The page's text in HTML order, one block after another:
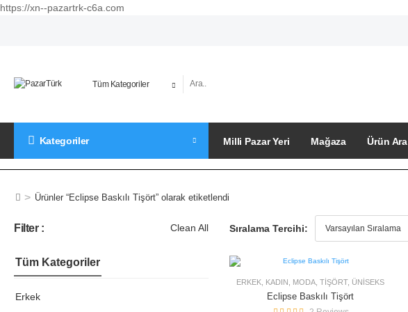
https://xn--pazartrk-c6a.com
Kategoriler Milli Pazar Yeri Mağaza Ürün Ara
> Ürünler “Eclipse Baskılı Tişört” olarak etiketlendi
Filter : Clean All
Tüm Kategoriler
Erkek
Sıralama Tercihi:
50% OFF
STOKLAR
TÜKENDI
ERKEK KADIN MODA ,TIŞÖRT, ÜNISEKS
Eclipse Baskılı Tişört